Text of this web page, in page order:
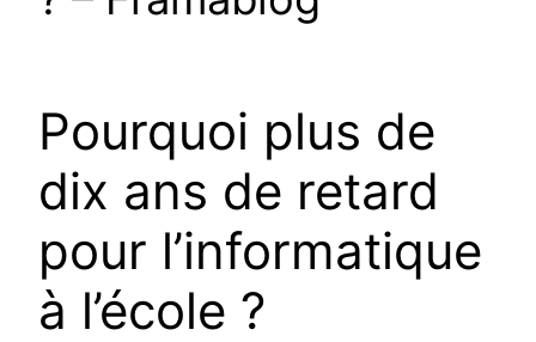
Pourquoi plus de
dix ans de retard
pour l’informatique
à l’école ?